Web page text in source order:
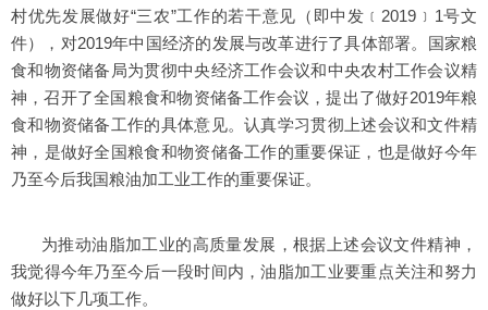
村优先发展做好“三农”工作的若干意见（即中发﹝2019﹞1号文
件），对2019年中国经济的发展与改革进行了具体部署。国家粮
食和物资储备局为贯彻中央经济工作会议和中央农村工作会议精
神，召开了全国粮食和物资储备工作会议，提出了做好2019年粮
食和物资储备工作的具体意见。认真学习贯彻上述会议和文件精
神，是做好全国粮食和物资储备工作的重要保证，也是做好今年
乃至今后我国粮油加工业工作的重要保证。
为推动油脂加工业的高质量发展，根据上述会议文件精神，
我觉得今年乃至今后一段时间内，油脂加工业要重点关注和努力
做好以下几项工作。